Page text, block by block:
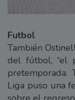
Futbol
También
del fútbol, “el
pretemporada.
Liga puso una